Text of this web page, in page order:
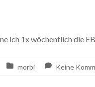
ich 1x wöchentlich die
morbi Keine